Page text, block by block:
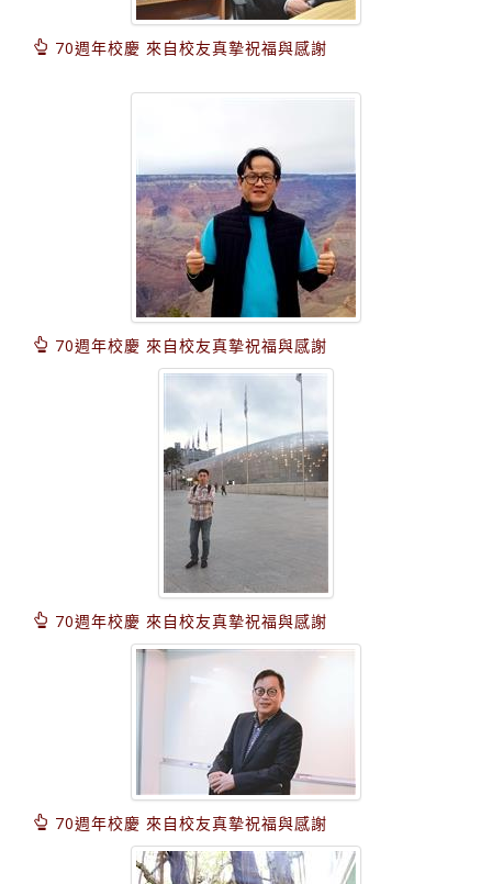
70週年校慶 來自校友真摯祝福與感謝
70週年校慶 來自校友真摯祝福與感謝
70週年校慶 來自校友真摯祝福與感謝
70週年校慶 來自校友真摯祝福與感謝